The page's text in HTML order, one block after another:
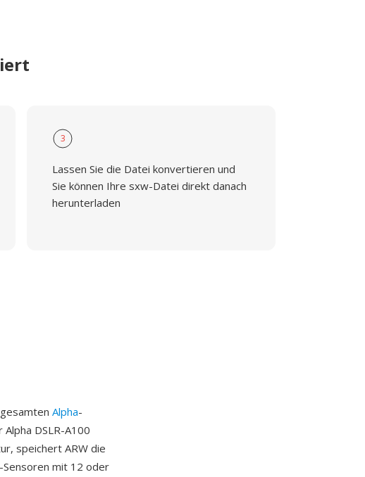
3
Lassen Sie die Datei konvertieren und
Sie können Ihre sxw-Datei direkt danach
herunterladen
Alpha-
DSLR-A100
speichert ARW die
Sensoren mit 12 oder